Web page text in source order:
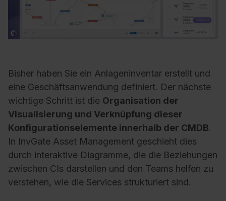
Bisher haben Sie ein Anlageninventar erstellt und
eine Geschäftsanwendung definiert. Der nächste
wichtige Schritt ist die Organisation der
Visualisierung und Verknüpfung dieser
Konfigurationselemente innerhalb der CMDB.
In InvGate Asset Management geschieht dies
durch interaktive Diagramme, die die Beziehungen
zwischen CIs darstellen und den Teams helfen zu
verstehen, wie die Services strukturiert sind.